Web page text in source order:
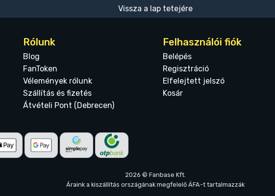
Vissza a lap tetejére
Rólunk
Blog
FanToken
Vélemények rólunk
Szállítás és fizetés
Átvételi Pont (Debrecen)
Felhasználói fiók
Belépés
Regisztráció
Elfelejtett jelszó
Kosár
2026 © Fanbase Kft.
Áraink a kiszállítás országának megfelelő ÁFA-t tartalmazzák